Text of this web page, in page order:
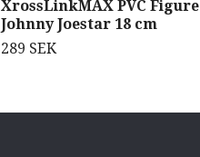
XrossLinkMAX PVC Figure
Johnny Joestar 18 cm
289 SEK